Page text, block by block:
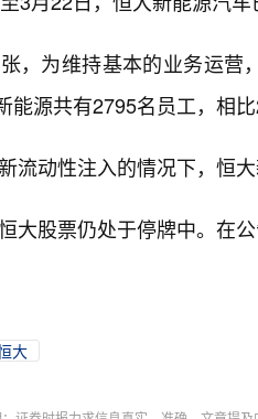
，为维持基本的业务运
能源共有2795名员工，相
流动性注入的情况下，恒
大股票仍处于停牌中。在
大